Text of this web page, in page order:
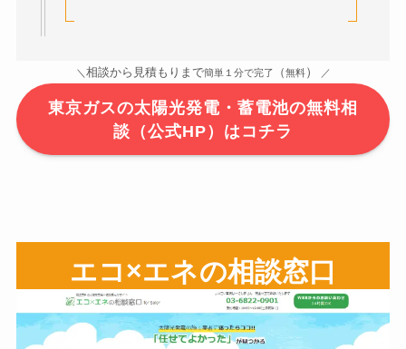
＼ 相談から見積もりまで簡単１分で完了 （無料） ／
東京ガスの太陽光発電・蓄電池の無料相
談（公式HP）はコチラ
エコ×エネの相談窓口